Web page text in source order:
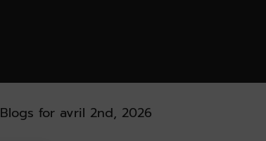
Blogs for avril 2nd, 2026